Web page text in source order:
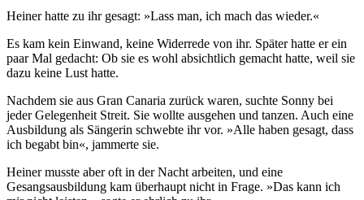
Heiner hatte zu ihr gesagt: »Lass man, ich mach das wieder.«
Es kam kein Einwand, keine Widerrede von ihr. Später hatte er ein
paar Mal gedacht: Ob sie es wohl absichtlich gemacht hatte, weil sie
dazu keine Lust hatte.
Nachdem sie aus Gran Canaria zurück waren, suchte Sonny bei
jeder Gelegenheit Streit. Sie wollte ausgehen und tanzen. Auch eine
Ausbildung als Sängerin schwebte ihr vor. »Alle haben gesagt, dass
ich begabt bin«, jammerte sie.
Heiner musste aber oft in der Nacht arbeiten, und eine
Gesangsausbildung kam überhaupt nicht in Frage. »Das kann ich